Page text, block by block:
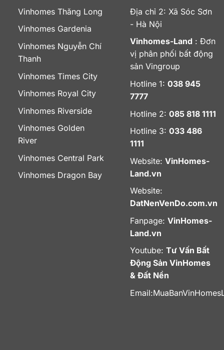
Vinhomes Thăng Long
Vinhomes Gardenia
Vinhomes Nguyễn Chí
Thanh
Vinhomes Times City
Vinhomes Royal City
Vinhomes Riverside
Vinhomes Golden
River
Vinhomes Central Park
Vinhomes Dragon Bay
Địa chỉ 2: Xã Sóc Sơn
- Hà Nội
Vinhomes-Land : Đơn
vị phân phối bất động
sản Vingroup
Hotline 1: 038 945
7777
Hotline 2: 085 818 1111
Hotline 3: 033 486
1111
Website: VinHomes-
Land.vn
Website:
DatNenVenDo.com.vn
Fanpage: VinHomes-
Land.vn
Youtube: Tư Vấn Bất
Động Sản VinHomes
& Đất Nền
Email: